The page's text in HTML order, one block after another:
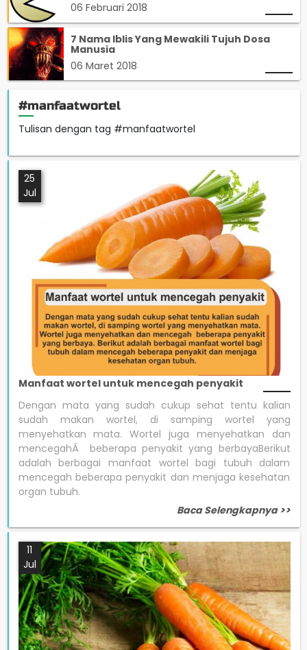
06 Februari 2018
7 Nama Iblis Yang Mewakili Tujuh Dosa
Manusia
06 Maret 2018
#manfaatwortel
Tulisan dengan tag #manfaatwortel
25
Jul
Manfaat wortel untuk mencegah penyakit
Dengan mata yang sudah cukup sehat tentu kalian
sudah makan wortel, di samping wortel yang
menyehatkan mata. Wortel juga menyehatkan dan
mencegahÂ beberapa penyakit yang berbayaBerikut
adalah berbagai manfaat wortel bagi tubuh dalam
mencegah beberapa penyakit dan menjaga kesehatan
organ tubuh.
Baca Selengkapnya >>
11
Jul